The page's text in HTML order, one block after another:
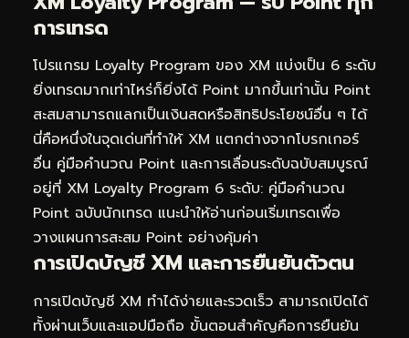
การเทรด
โปรแกรม Loyalty Program ของ XM แบ่งเป็น 6 ระดับ
ยิ่งเทรดมากเท่าไหร่ก็ยิ่งได้ Point มากขึ้นเท่านั้น Point
สะสมสามารถแลกเป็นเงินสดหรือสิทธิประโยชน์อื่น ๆ ได้
นี่คือหนึ่งในจุดเด่นที่ทำให้ XM แตกต่างจากโบรกเกอร์
อื่น คู่มือคำนวณ Point และการเลื่อนระดับฉบับสมบูรณ์
อยู่ที่ XM Loyalty Program 6 ระดับ: คู่มือคำนวณ
Point ฉบับนักเทรด แนะนำให้อ่านก่อนเริ่มเทรดเพื่อ
วางแผนการสะสม Point อย่างคุ้มค่า
การเปิดบัญชี XM และการยืนยันตัวตน
การเปิดบัญชี XM ทำได้ง่ายและรวดเร็ว สามารถเปิดได้
ทั้งผ่านเว็บและแอปมือถือ ขั้นตอนสำคัญคือการยืนยัน